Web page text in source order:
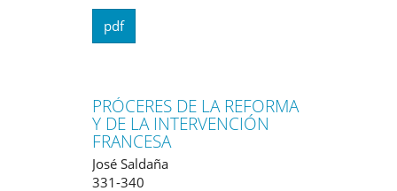
pdf
PRÓCERES DE LA REFORMA
Y DE LA INTERVENCIÓN
FRANCESA
José Saldaña
331-340